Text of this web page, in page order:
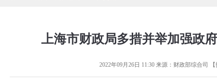
上海市财政局多措并举加强政
2022年09月26日 11:30来源： 财政部综合司 【